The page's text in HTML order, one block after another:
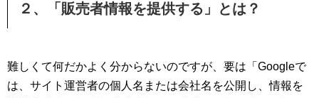
２、「販売者情報を提供する」とは？
難しくて何だかよく分からないのですが、要は「Googleで
は、サイト運営者の個人名または会社名を公開し、情報を